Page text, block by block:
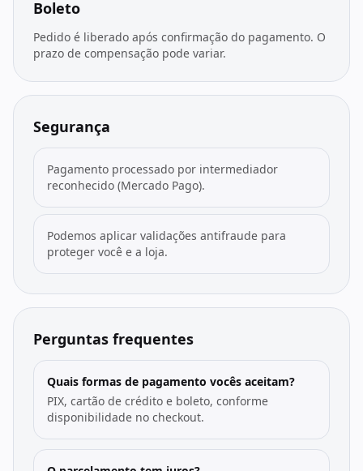
Boleto
Pedido é liberado após confirmação do pagamento. O
prazo de compensação pode variar.
Segurança
Pagamento processado por intermediador
reconhecido (Mercado Pago).
Podemos aplicar validações antifraude para
proteger você e a loja.
Perguntas frequentes
Quais formas de pagamento vocês aceitam?
PIX, cartão de crédito e boleto, conforme
disponibilidade no checkout.